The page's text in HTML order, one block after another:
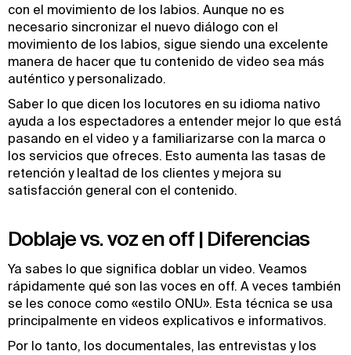
con el movimiento de los labios. Aunque no es
necesario sincronizar el nuevo diálogo con el
movimiento de los labios, sigue siendo una excelente
manera de hacer que tu contenido de video sea más
auténtico y personalizado.
Saber lo que dicen los locutores en su idioma nativo
ayuda a los espectadores a entender mejor lo que está
pasando en el video y a familiarizarse con la marca o
los servicios que ofreces. Esto aumenta las tasas de
retención y lealtad de los clientes y mejora su
satisfacción general con el contenido.
Doblaje vs. voz en off | Diferencias
Ya sabes lo que significa doblar un video. Veamos
rápidamente qué son las voces en off. A veces también
se les conoce como «estilo ONU». Esta técnica se usa
principalmente en videos explicativos e informativos.
Por lo tanto, los documentales, las entrevistas y los